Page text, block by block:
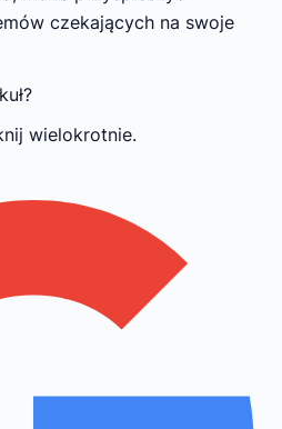
czekających na swoje
wielokrotnie.